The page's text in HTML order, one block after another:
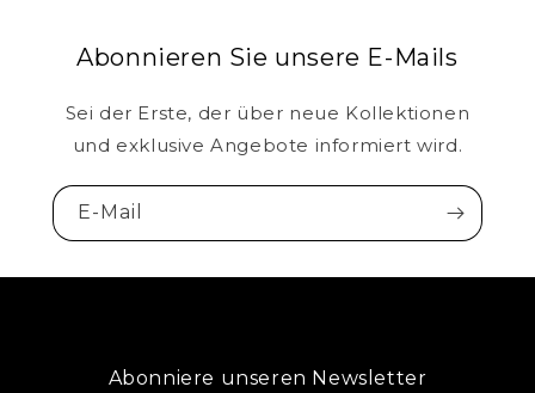
Abonnieren Sie unsere E-Mails
Sei der Erste, der über neue Kollektionen
und exklusive Angebote informiert wird.
E-Mail
Abonniere unseren Newsletter